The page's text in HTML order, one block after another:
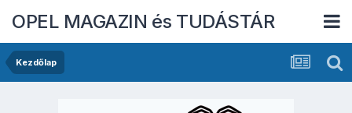
OPEL MAGAZIN és TUDÁSTÁR
Kezdőlap